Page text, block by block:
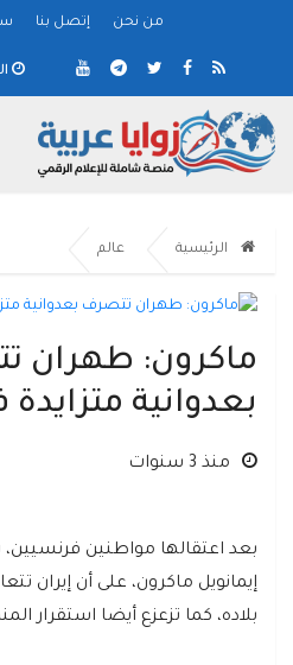
من نحن إتصل بنا
الرئيسية عالم
ماكرون: طهران
بعدوانية
منذ 3 سنوات
بعد اعتقالها مواطنين
إيمانويل ماكرون، على أن إيران
بلاده، كما تزعزع أيضا استقرار